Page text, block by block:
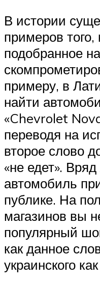
В истории
примеров того,
подобранное
примеру, в
найти
«Chevrolet
переводя на
второе слово
«не едет».
автомобиль
публике. На
магазинов вы
популярный
как данное
украинского